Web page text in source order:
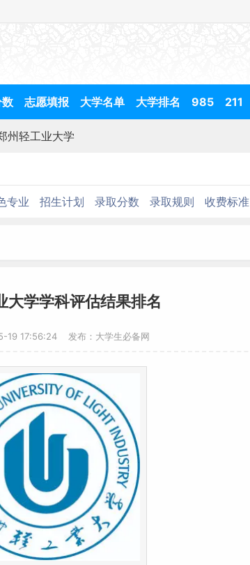
志愿填报 大学名单 大学排名 985 211
州轻工业大学
专业 招生计划 录取分数 录取规则 收费标准
大学学科评估结果排名
19 17:56:24 发布：大学生必备网